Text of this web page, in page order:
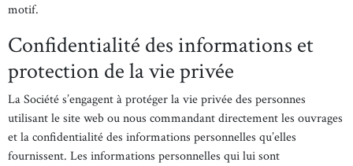
motif.
Confidentialité des informations et
protection de la vie privée
La Société s’engagent à protéger la vie privée des personnes
utilisant le site web ou nous commandant directement les ouvrages
et la confidentialité des informations personnelles qu’elles
fournissent. Les informations personnelles qui lui sont